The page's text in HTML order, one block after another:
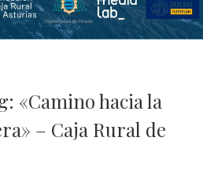
«Camino hacia la
– Caja Rural de